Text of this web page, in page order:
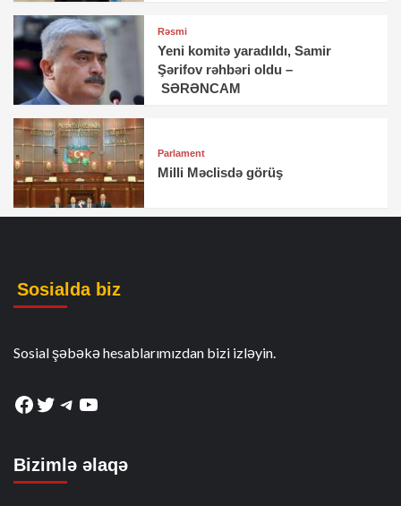
Rəsmi
Yeni komitə yaradıldı, Samir
Şərifov rəhbəri oldu –
SƏRƏNCAM
Parlament
Milli Məclisdə görüş
Sosialda biz
Sosial şəbəkə hesablarımızdan bizi izləyin.
Facebook
Twitter
Telegram
YouTube
Bizimlə əlaqə